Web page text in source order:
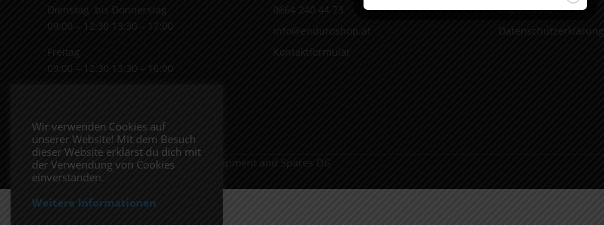
Dienstag bis Donnerstag
09:00 – 12:30 13:30 – 17:00
Freitag
09:00 – 12:30 13:30 – 16:00
In Google Maps öffnen.
0664 240 44 73
info@enduroshop.at
Kontaktformular
Impressum
Datenschutzerklärung
Copyright 2026 ENDUROSHOP.at Equipment and Spares OG
Wir verwenden Cookies auf
unserer Website! Mit dem Besuch
dieser Website erklärst du dich mit
der Verwendung von Cookies
einverstanden.
Weitere Informationen